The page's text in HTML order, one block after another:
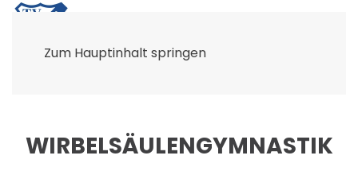
Zum Hauptinhalt springen
WIRBELSÄULENGYMNASTIK